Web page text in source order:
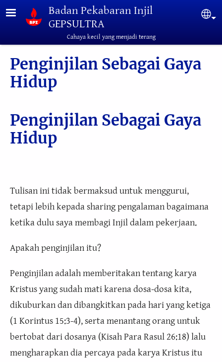
Lompat ke isi utamaBadan Pekabaran Injil
GEPSULTRA
Cahaya kecil yang menjadi terang
Penginjilan Sebagai Gaya
Hidup
Penginjilan Sebagai Gaya
Hidup
Tulisan ini tidak bermaksud untuk menggurui,
tetapi lebih kepada sharing pengalaman bagaimana
ketika dulu saya membagi Injil dalam pekerjaan.
Apakah penginjilan itu?
Penginjilan adalah memberitakan tentang karya
Kristus yang sudah mati karena dosa-dosa kita,
dikuburkan dan dibangkitkan pada hari yang ketiga
(1 Korintus 15:3-4), serta menantang orang untuk
bertobat dari dosanya (Kisah Para Rasul 26:18) lalu
mengharapkan dia percaya pada karya Kristus itu